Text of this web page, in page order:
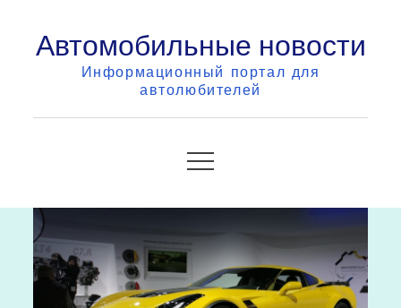
contentАвтомобильные новости
Информационный портал для
автолюбителей